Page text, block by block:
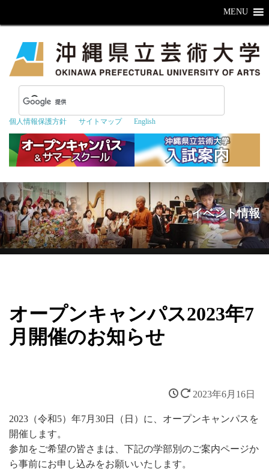
個人情報保護方針 サイトマップ English
MENU
イベント情報
オープンキャンパス2023年7
月開催のお知らせ
2023年6月16日
2023（令和5）年7月30日（日）に、オープンキャンパスを
開催します。
参加をご希望の皆さまは、下記の学部別のご案内ページか
ら事前にお申し込みをお願いいたします。